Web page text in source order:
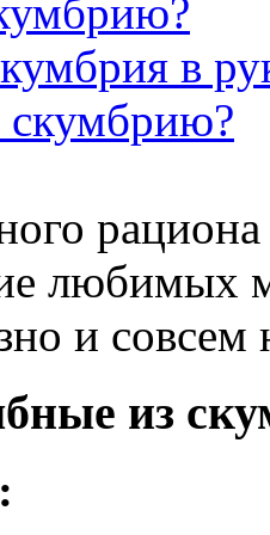
в
скумбрию?
любимых
и совсем
из